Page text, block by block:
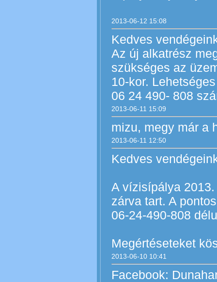
2013-06-12 15:08
2013-06-11 15:09
Kedves
Az új alkatrész
szükséges az
10-kor.
06 24 490- 808
2013-06-11 12:50
mizu, megy már a
2013-06-10 10:41
Kedves
A vízisípálya
zárva tart. A
06-24-490-808
Megértéseteket
Facebook: